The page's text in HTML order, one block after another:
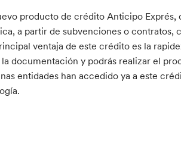
producto de crédito Anticipo
a partir de subvenciones o
ventaja de este crédito es la
documentación y podrás realizar el
entidades han accedido ya a este